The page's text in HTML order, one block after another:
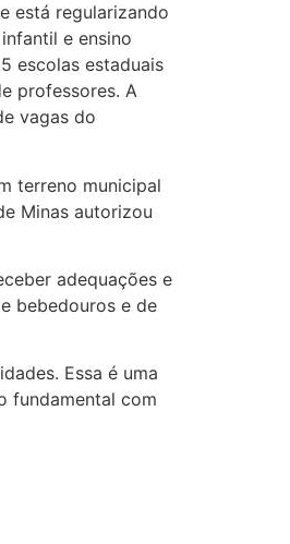
está regularizando
e ensino
escolas estaduais
professores. A
vagas do
terreno municipal
Minas autorizou
adequações e
bebedouros e de
Essa é uma
fundamental com